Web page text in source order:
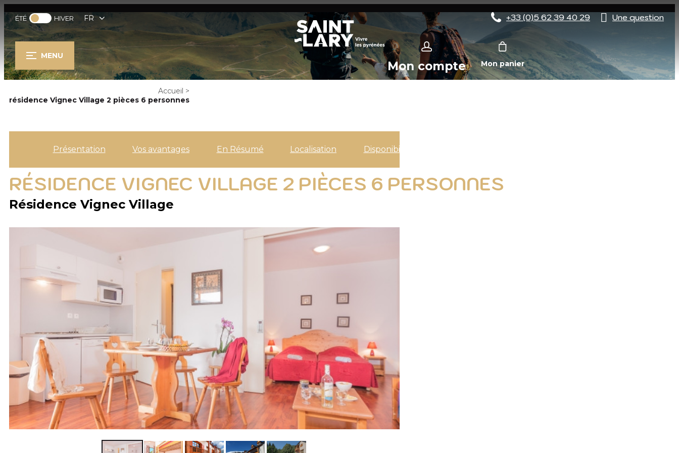
ÉTÉ HIVER FR +33 (0)5 62 39 40 29 Une question
MENU
Mon compte Mon panier
Accueil >
résidence Vignec Village 2 pièces 6 personnes
Présentation Vos avantages En Résumé Localisation Disponibilités
RÉSIDENCE VIGNEC VILLAGE 2 PIÈCES 6 PERSONNES
Résidence Vignec Village